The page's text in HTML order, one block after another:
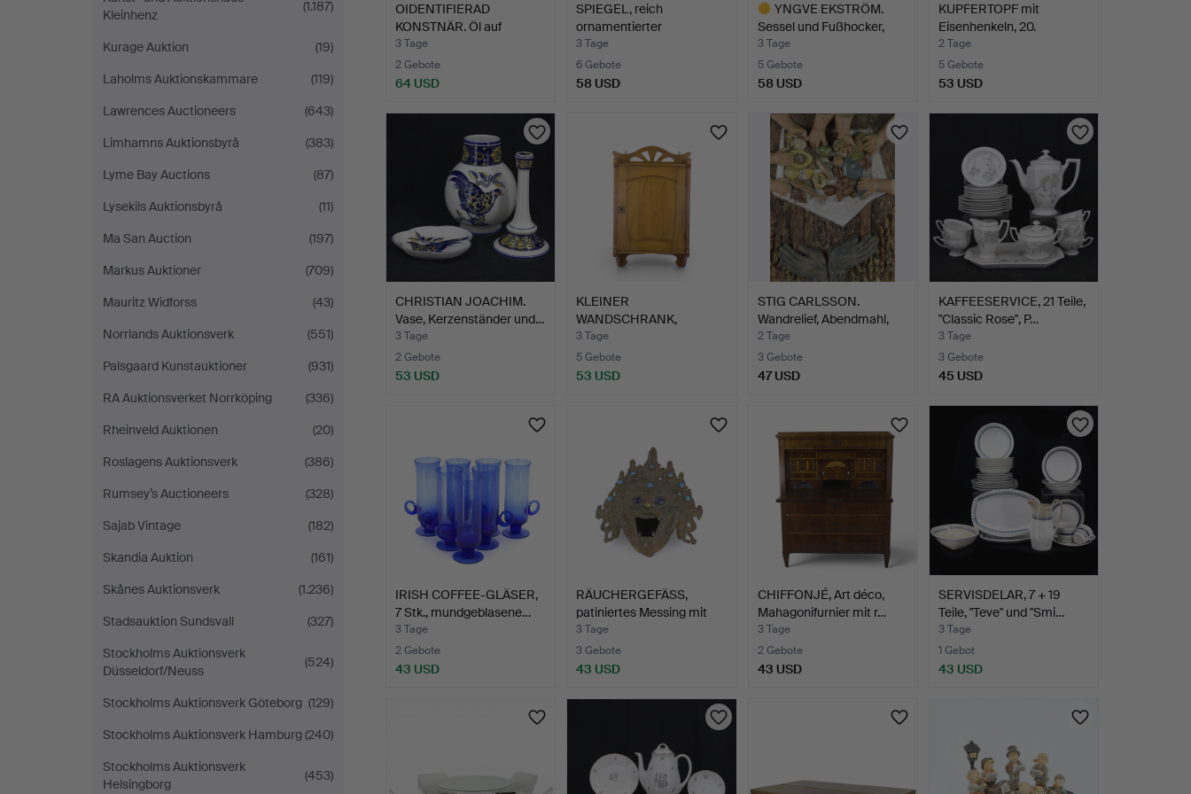
Kleinhenz
(1.187)
Kurage Auktion
(19)
Laholms Auktionskammare
(119)
Lawrences Auctioneers
(643)
Limhamns Auktionsbyrå
(383)
Lyme Bay Auctions
(87)
Lysekils Auktionsbyrå
(11)
Ma San Auction
(197)
Markus Auktioner
(709)
Mauritz Widforss
(43)
Norrlands Auktionsverk
(551)
Palsgaard Kunstauktioner
(931)
RA Auktionsverket Norrköping
(336)
Rheinveld Auktionen
(20)
Roslagens Auktionsverk
(386)
Rumsey’s Auctioneers
(328)
Sajab Vintage
(182)
Skandia Auktion
(161)
Skånes Auktionsverk
(1.236)
Stadsauktion Sundsvall
(327)
Stockholms Auktionsverk
Düsseldorf/Neuss
(524)
Stockholms Auktionsverk Göteborg (129)
Stockholms Auktionsverk Hamburg(240)
Stockholms Auktionsverk
Helsingborg
(453)
OIDENTIFIERAD
KONSTNÄR. Öl auf
Leinwand, K…
3 Tage
2 Gebote
64 USD
SPIEGEL, reich
ornamentierter
vergoldeter …
3 Tage
6 Gebote
58 USD
YNGVE EKSTRÖM.
Sessel und Fußhocker,
"Lami…
3 Tage
5 Gebote
58 USD
Objekt
KUPFERTOPF mit
Eisenhenkeln, 20.
Jahrhunde…
2 Tage
5 Gebote
53 USD
CHRISTIAN JOACHIM.
Vase, Kerzenständer und…
3 Tage
2 Gebote
53 USD
KLEINER
WANDSCHRANK,
lackiertes Laubholz, …
3 Tage
5 Gebote
53 USD
STIG CARLSSON.
Wandrelief, Abendmahl,
glas…
2 Tage
3 Gebote
47 USD
KAFFEESERVICE, 21 Teile,
"Classic Rose", P…
3 Tage
3 Gebote
45 USD
IRISH COFFEE-GLÄSER,
7 Stk., mundgeblasene…
3 Tage
2 Gebote
43 USD
RÄUCHERGEFÄSS,
patiniertes Messing mit
Tür…
3 Tage
3 Gebote
43 USD
CHIFFONJÉ, Art déco,
Mahagonifurnier mit r…
3 Tage
2 Gebote
43 USD
SERVISDELAR, 7 + 19
Teile, "Teve" und "Smi…
3 Tage
1 Gebot
43 USD